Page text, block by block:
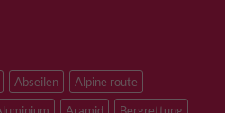
Abseilen
Alpine route
Aramid
Bergrettung